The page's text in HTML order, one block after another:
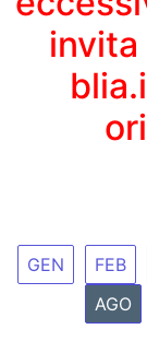
GEN FEB
AGO